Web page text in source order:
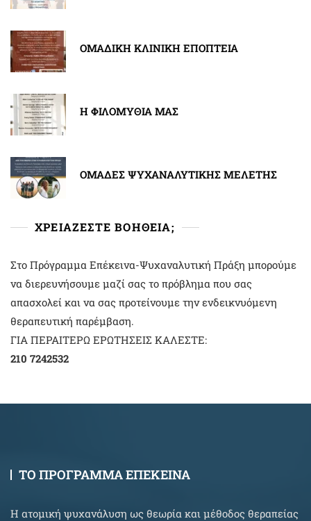
ΟΜΑΔΙΚΗ ΚΛΙΝΙΚΗ ΕΠΟΠΤΕΙΑ
Η ΦΙΛΟΜΥΘΙΑ ΜΑΣ
ΟΜΑΔΕΣ ΨΥΧΑΝΑΛΥΤΙΚΗΣ ΜΕΛΕΤΗΣ
ΧΡΕΙΑΖΕΣΤΕ ΒΟΗΘΕΙΑ;
Στο Πρόγραμμα Επέκεινα-Ψυχαναλυτική Πράξη μπορούμε
να διερευνήσουμε μαζί σας το πρόβλημα που σας
απασχολεί και να σας προτείνουμε την ενδεικνυόμενη
θεραπευτική παρέμβαση.
ΓΙΑ ΠΕΡΑΙΤΕΡΩ ΕΡΩΤΗΣΕΙΣ ΚΑΛΕΣΤΕ:
210 7242532
ΤΟ ΠΡΟΓΡΑΜΜΑ ΕΠΕΚΕΙΝΑ
Η ατομική ψυχανάλυση ως θεωρία και μέθοδος θεραπείας